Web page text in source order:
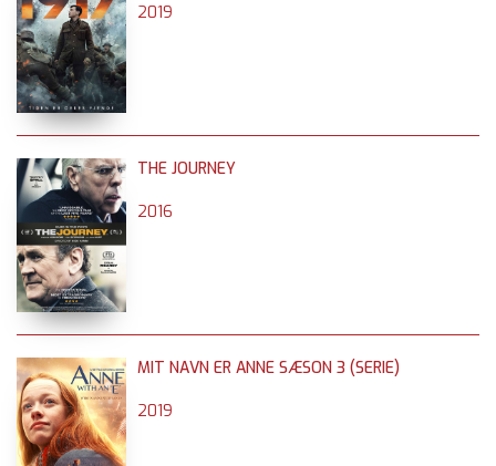
2019
THE JOURNEY
2016
MIT NAVN ER ANNE SÆSON 3 (SERIE)
2019